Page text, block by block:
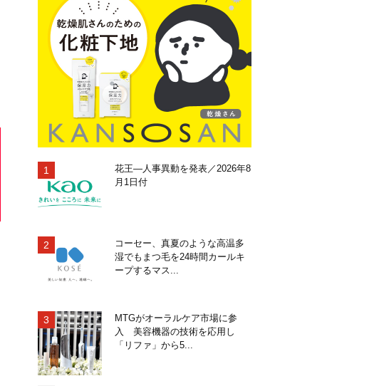
花王―人事異動を発表／2026年8
月1日付
コーセー、真夏のような高温多
湿でもまつ毛を24時間カールキ
ープするマス...
MTGがオーラルケア市場に参
入 美容機器の技術を応用し
「リファ」から5...